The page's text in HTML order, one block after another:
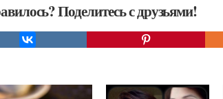
Поделитесь с друзьями!